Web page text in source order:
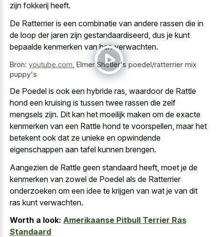
zijn fokkerij heeft.
De Ratterrier is een combinatie van andere rassen die in
de loop der jaren zijn gestandaardiseerd, dus je kunt
bepaalde kenmerken van hen verwachten.
Bron: youtube.com Elmer Shetler's poedel/ratterrier mix
puppy's
De Poedel is ook een hybride ras, waardoor de Rattle
hond een kruising is tussen twee rassen die zelf
mengsels zijn. Dit kan het moeilijk maken om de exacte
kenmerken van een Rattle hond te voorspellen, maar het
betekent ook dat ze unieke en opwindende
eigenschappen aan tafel kunnen brengen.
Aangezien de Rattle geen standaard heeft, moet je de
kenmerken van zowel de Poedel als de Ratterrier
onderzoeken om een idee te krijgen van wat je van dit
ras kunt verwachten.
Worth a look: Amerikaanse Pitbull Terrier Ras
Standaard